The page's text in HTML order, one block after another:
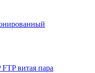
витая пара